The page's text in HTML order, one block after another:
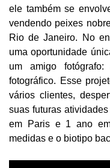
ele também se
vendendo peixes
Rio de Janeiro. No
uma oportunidade
um amigo
fotográfico. Esse
vários clientes,
suas futuras
em Paris e 1 ano
medidas e o biotipo